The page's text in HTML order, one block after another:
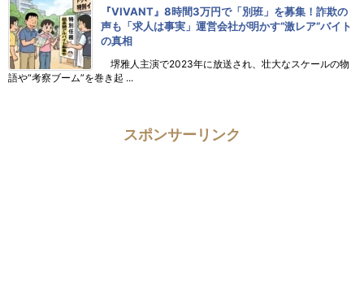
『VIVANT』8時間3万円で「別班」を募集！詐欺の
声も「求人は事実」運営会社が明かす“激レア”バイト
の真相
堺雅人主演で2023年に放送され、壮大なスケールの物
語や“考察ブーム”を巻き起 ...
スポンサーリンク